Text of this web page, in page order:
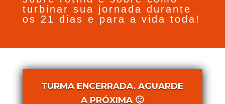
turbinar sua jornada durante
os 21 dias e para a vida toda!
TURMA ENCERRADA. AGUARDE
A PRÓXIMA 🙂